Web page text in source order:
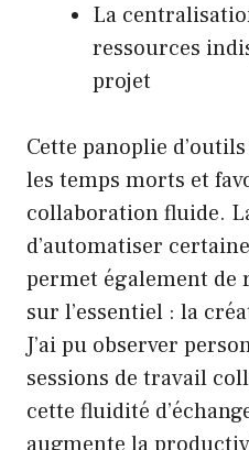
La
ressources
projet
Cette panoplie
les temps morts et
collaboration fluide.
d’automatiser
permet également de
sur l’essentiel : la
J’ai pu observer
sessions de travail
cette fluidité